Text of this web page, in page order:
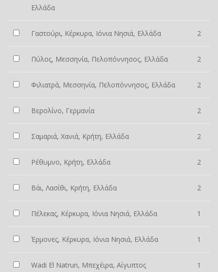
Ελλάδα
Γαστούρι, Κέρκυρα, Ιόνια Νησιά, Ελλάδα 2
Πύλος, Μεσσηνία, Πελοπόννησος, Ελλάδα 2
Φιλιατρά, Μεσσηνία, Πελοπόννησος, Ελλάδα 2
Βερολίνο, Γερμανία 2
Σαμαριά, Χανιά, Κρήτη, Ελλάδα 2
Ρέθυμνο, Κρήτη, Ελλάδα 2
Βάι, Λασίθι, Κρήτη, Ελλάδα 2
Πέλεκας, Κέρκυρα, Ιόνια Νησιά, Ελλάδα 1
Έρμονες, Κέρκυρα, Ιόνια Νησιά, Ελλάδα 1
Wadi El Natrun, Μπεχέιρα, Αίγυπτος 1